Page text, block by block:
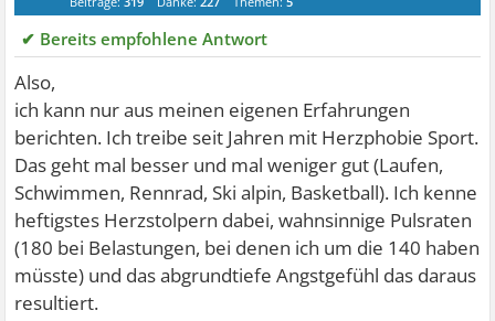
✔ Bereits empfohlene Antwort
Also,
ich kann nur aus meinen eigenen Erfahrungen
berichten. Ich treibe seit Jahren mit Herzphobie Sport.
Das geht mal besser und mal weniger gut (Laufen,
Schwimmen, Rennrad, Ski alpin, Basketball). Ich kenne
heftigstes Herzstolpern dabei, wahnsinnige Pulsraten
(180 bei Belastungen, bei denen ich um die 140 haben
müsste) und das abgrundtiefe Angstgefühl das daraus
resultiert.